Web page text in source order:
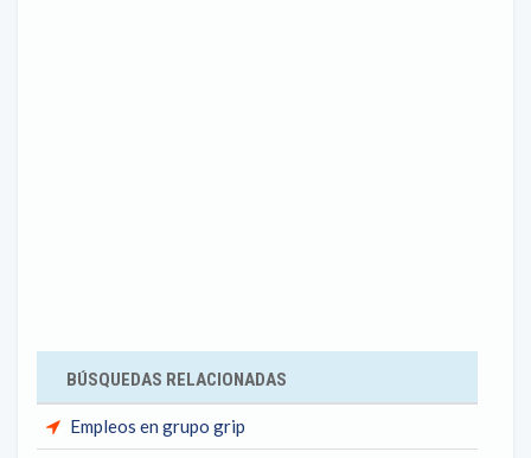
BÚSQUEDAS RELACIONADAS
Empleos en grupo grip